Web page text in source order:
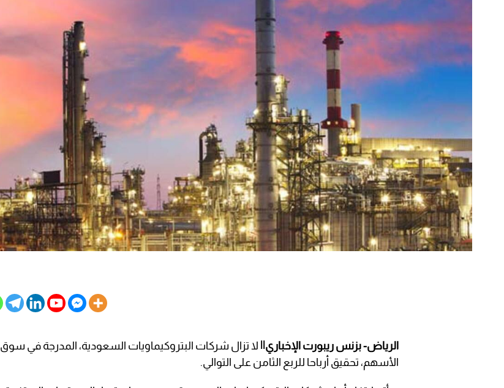
الرياض- بزنس ريبورت الإخباري|| لا تزال شركات البتروكيماويات السعودية، المدرجة في سوق
الأسهم، تحقيق أرباحا للربع الثامن على التوالي.